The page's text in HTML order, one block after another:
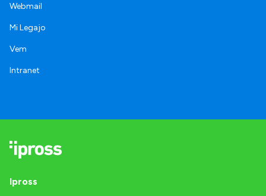
Webmail
Mi Legajo
Vem
Intranet
Ipross